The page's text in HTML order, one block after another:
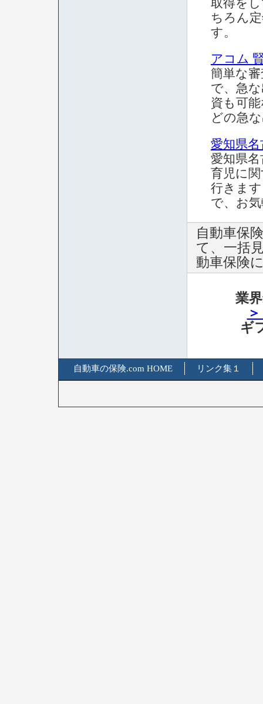
取得を
ちろん
す。
アコム
簡単な
で、急
資も可
どの急
愛知県
愛知県
育児に
行きま
で、お
自動車保
て、一括
動車保険
業
ギ
自動車の保険.com HOME リンク集１